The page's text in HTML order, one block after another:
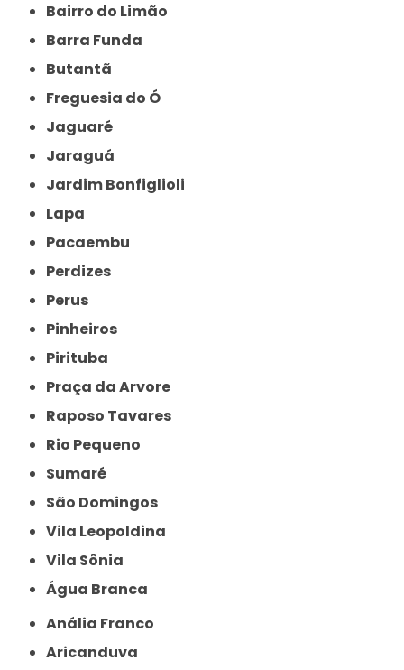
Bairro do Limão
Barra Funda
Butantã
Freguesia do Ó
Jaguaré
Jaraguá
Jardim Bonfiglioli
Lapa
Pacaembu
Perdizes
Perus
Pinheiros
Pirituba
Praça da Arvore
Raposo Tavares
Rio Pequeno
Sumaré
São Domingos
Vila Leopoldina
Vila Sônia
Água Branca
Anália Franco
Aricanduva